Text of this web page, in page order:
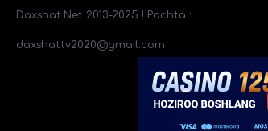
Daxshat.Net 2013-2025 ! Pochta :
daxshattv2020@gmail.com